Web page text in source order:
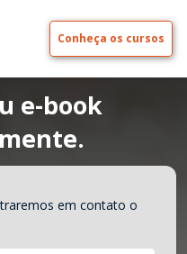
Conheça os cursos
e-book
em contato o